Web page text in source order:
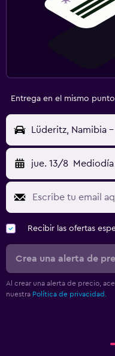
Entrega en el mismo punto
Lüderitz, Namibia
jue. 13/8 Mediodía
Recibir las ofertas
Crea una alerta de
Al crear una alerta de precio,
nuestra Política de privacidad.